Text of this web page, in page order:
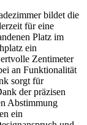
bildet die
für eine
Platz im
ein
Zentimeter
an Funktionalität
sorgt für
der präzisen
Abstimmung
ein